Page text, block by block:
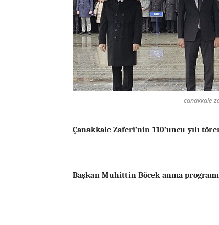
canakkale-
Çanakkale Zaferi’nin 110’uncu yılı
Başkan Muhittin Böcek anma